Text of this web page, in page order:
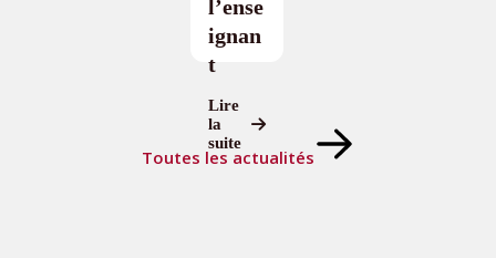
l’ense
ignan
t
Lire
la
suite
Toutes les actualités